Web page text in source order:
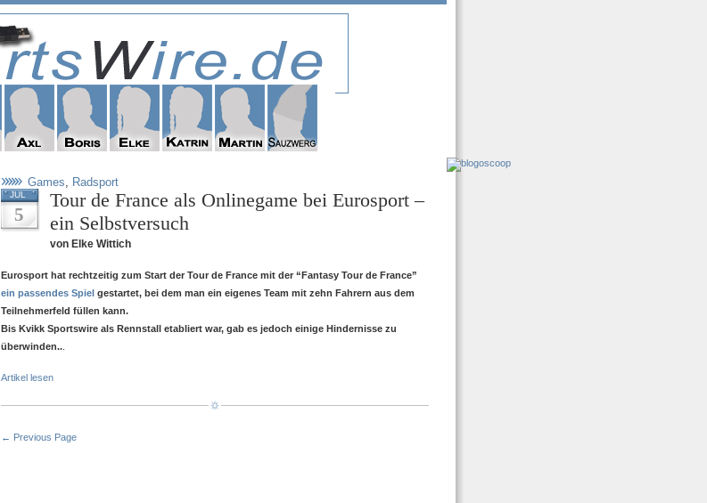
Games, Radsport
JUL
5
Tour de France als Onlinegame bei Eurosport –
ein Selbstversuch
von Elke Wittich
Eurosport hat rechtzeitig zum Start der Tour de France mit der “Fantasy Tour de France”
ein passendes Spiel gestartet, bei dem man ein eigenes Team mit zehn Fahrern aus dem
Teilnehmerfeld füllen kann.
Bis Kvikk Sportswire als Rennstall etabliert war, gab es jedoch einige Hindernisse zu
überwinden..
Artikel lesen
← Previous Page